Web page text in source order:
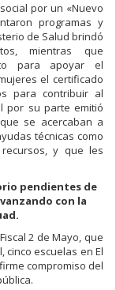
por un «Nuevo
programas y
de Salud brindó
mientras que
para apoyar el
el certificado
para contribuir al
por su parte emitió
se acercaban a
técnicas como
y que les
pendientes de
con la
2 de Mayo, que
cinco escuelas en El
compromiso del